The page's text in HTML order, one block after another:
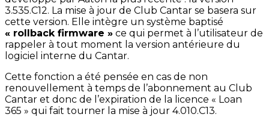
3.535.C12. La mise à jour de Club Cantar se basera sur
cette version. Elle intègre un système baptisé
« rollback firmware » ce qui permet à l’utilisateur de
rappeler à tout moment la version antérieure du
logiciel interne du Cantar.
Cette fonction a été pensée en cas de non
renouvellement à temps de l’abonnement au Club
Cantar et donc de l’expiration de la licence « Loan
365 » qui fait tourner la mise à jour 4.010.C13.